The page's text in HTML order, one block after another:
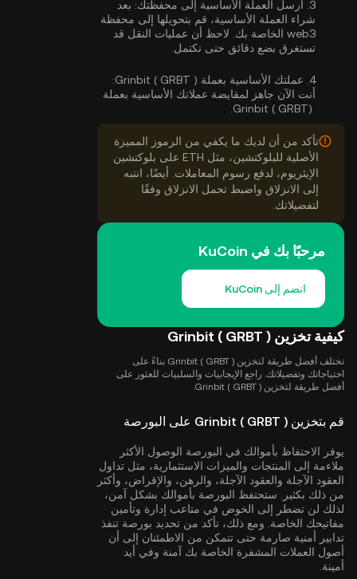
3. أرسل العملة الأساسية إلى محفظتك: بعد
شراء العملة الأساسية، قم بتحويلها إلى محفظة
web3 الخاصة بك. لاحظ أن عمليات النقل قد
تستغرق بضع دقائق حتى تكتمل.
4. عملتك الأساسية بعملة Grinbit ( GRBT ):
أنت الآن جاهز لمقايضة عملاتك الأساسية بعملة
تأكد من أن لديك ما يكفي من الرموز المميزة
الأصلية للبلوكتشين، مثل ETH على بلوكتشين
الإيثريوم، لدفع رسوم المعاملات. أيضًا، انتبه
إلى الانزلاق واضبط تحمل الانزلاق وفقًا
لتفضيلاتك.
مرحبًا بك في KuCoin
انضم إلى KuCoin
كيفية تخزين Grinbit ( GRBT )
تختلف أفضل طريقة لتخزين Grinbit ( GRBT ) بناءً على
احتياجاتك وتفضيلاتك. راجع الإيجابيات والسلبيات للعثور على
أفضل طريقة لتخزين Grinbit ( GRBT ).
قم بتخزين Grinbit ( GRBT ) على البورصة
يوفر الاحتفاظ بأموالك في البورصة الوصول الأكثر
ملاءمة إلى المنتجات والميزات الاستثمارية، مثل تداول
العقود الآجلة والعقود الآجلة، والرهن، والإقراض، وأكثر
من ذلك بكثير. ستحتفظ البورصة بأموالك بشكل آمن،
لذلك لن تضطر إلى الخوض في متاعب إدارة وتأمين
مفاتيحك الخاصة. ومع ذلك، تأكد من تحديد بورصة تنفذ
تدابير أمنية صارمة حتى تتمكن من الاطمئنان إلى أن
أصول العملات المشفرة الخاصة بك آمنة وفي أيد
أمينة.